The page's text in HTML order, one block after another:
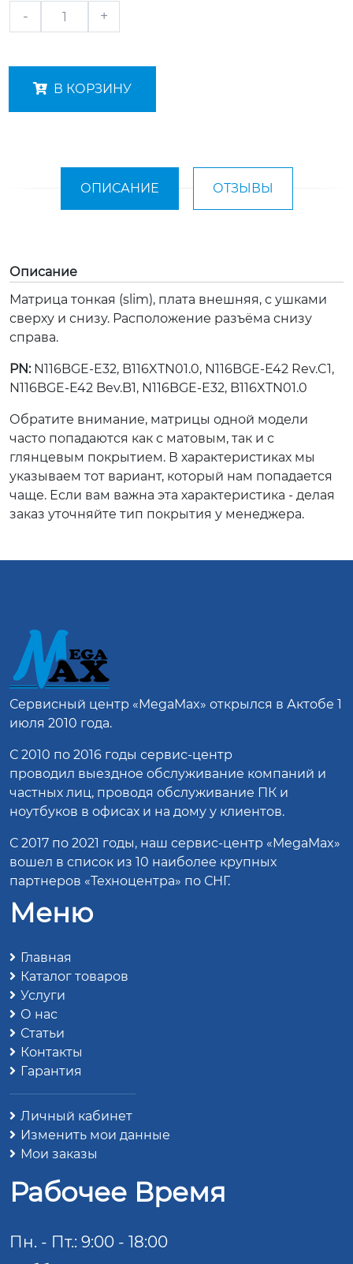
- +
В КОРЗИНУ
ОПИСАНИЕ ОТЗЫВЫ
Описание
Матрица тонкая (slim), плата внешняя, с ушками
сверху и снизу. Расположение разъёма снизу
справа.
PN:N116BGE-E32, B116XTN01.0, N116BGE-E42 Rev.C1,
N116BGE-E42 Bev.B1, N116BGE-E32, B116XTN01.0
Обратите внимание, матрицы одной модели
часто попадаются как с матовым, так и с
глянцевым покрытием. В характеристиках мы
указываем тот вариант, который нам попадается
чаще. Если вам важна эта характеристика - делая
заказ уточняйте тип покрытия у менеджера.
Сервисный центр «MegaMax» открылся в Актобе 1
июля 2010 года.
С 2010 по 2016 годы сервис-центр
проводил выездное обслуживание компаний и
частных лиц, проводя обслуживание ПК и
ноутбуков в офисах и на дому у клиентов.
С 2017 по 2021 годы, наш сервис-центр «MegaMax»
вошел в список из 10 наиболее крупных
партнеров «Техноцентра» по СНГ.
Меню
Главная
Каталог товаров
Услуги
О нас
Статьи
Контакты
Гарантия
Личный кабинет
Изменить мои данные
Мои заказы
Рабочее Время
Пн. - Пт.: 9:00 - 18:00